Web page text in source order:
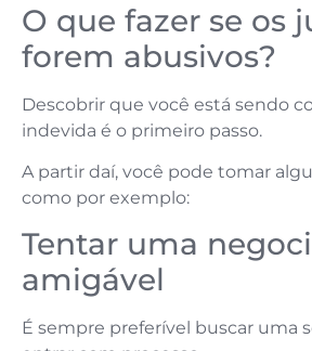
O que fazer se os
forem abusivos?
Descobrir que você está sendo
indevida é o primeiro passo.
A partir daí, você pode tomar
como por exemplo:
Tentar uma
amigável
É sempre preferível buscar uma